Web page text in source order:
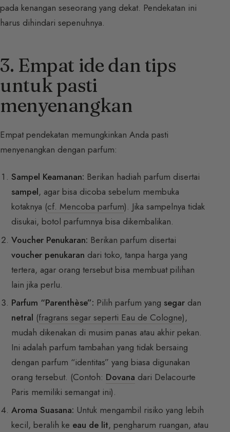
pada kenangan seseorang yang dekat. Pendekatan ini
harus dihindari sepenuhnya.
3. Empat ide dan tips
untuk pasti
menyenangkan
Empat pendekatan memungkinkan Anda pasti
menyenangkan dengan parfum:
Sampel Keamanan: Berikan hadiah parfum disertai
sampel, agar bisa dicoba sebelum membuka
kotaknya (cf. Mencoba parfum). Jika sampelnya tidak
disukai, botol parfumnya bisa dikembalikan.
Voucher Penukaran: Berikan parfum disertai
voucher penukaran dari toko, tanpa harga yang
tertera, agar orang tersebut bisa membuat pilihan
lain jika perlu.
Parfum “Parenthèse”: Pilih parfum yang segar dan
netral (fragrans segar seperti Eau de Cologne),
mudah dikenakan di musim panas atau akhir pekan.
Ini adalah parfum tambahan yang tidak bersaing
dengan parfum “identitas” yang biasa digunakan
orang tersebut. (Contoh: Dovana dari Delacourte
Paris memiliki semangat ini).
Aroma Suasana: Untuk mengambil risiko yang lebih
kecil, beralih ke eau de lit, pengharum ruangan, atau